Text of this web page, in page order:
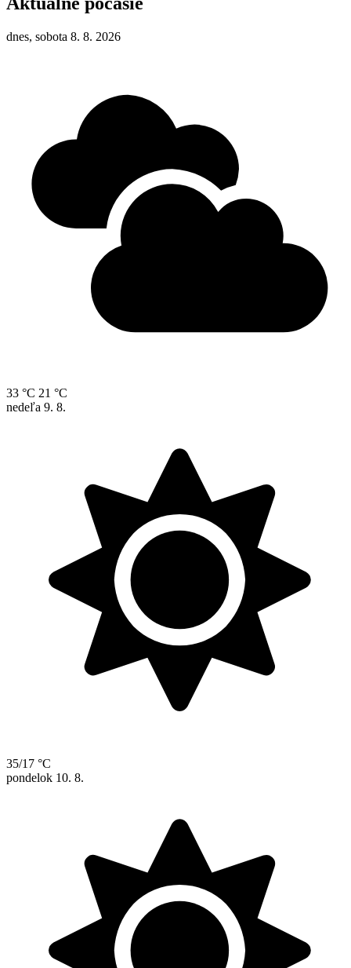
dnes, sobota 8. 8. 2026
33 °C 21 °C
nedeľa 9. 8.
35/17 °C
pondelok 10. 8.